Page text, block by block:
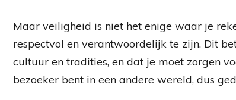
Maar veiligheid is niet het enige waar je
respectvol en verantwoordelijk te zijn. Dit
cultuur en tradities, en dat je moet zorgen
bezoeker bent in een andere wereld, dus